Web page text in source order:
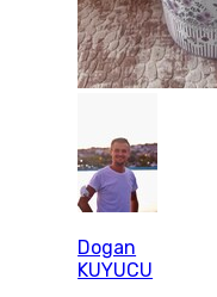
Dogan
KUYUCU